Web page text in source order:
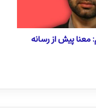
معنا پیش از رسانه